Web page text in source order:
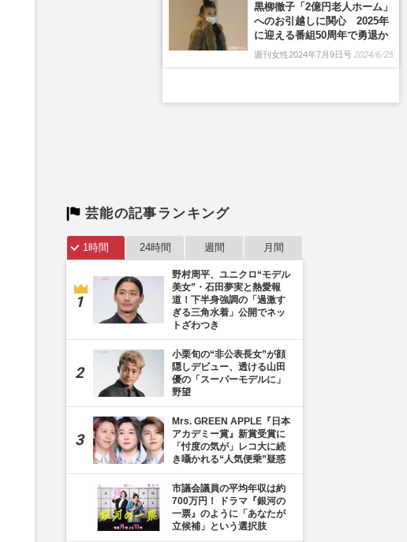
芸能の記事ランキング
1時間 24時間 週間 月間
野村周平、ユニクロ“モデル
美女”・石田夢実と熱愛報
道！下半身強調の「過激す
ぎる三角水着」公開でネッ
トざわつき
小栗旬の“非公表長女”が顔
隠しデビュー、透ける山田
優の「スーパーモデルに」
野望
Mrs. GREEN APPLE『日本
アカデミー賞』新賞受賞に
「忖度の気が」レコ大に続
き囁かれる“人気便乗”疑惑
市議会議員の平均年収は約
700万円！ ドラマ『銀河の
一票』のように「あなたが
立候補」という選択肢
黒柳徹子「2億円老人ホーム」
へのお引越しに関心 2025年
に迎える番組50周年で勇退か
週刊女性2024年7月9日号 2024/6/25